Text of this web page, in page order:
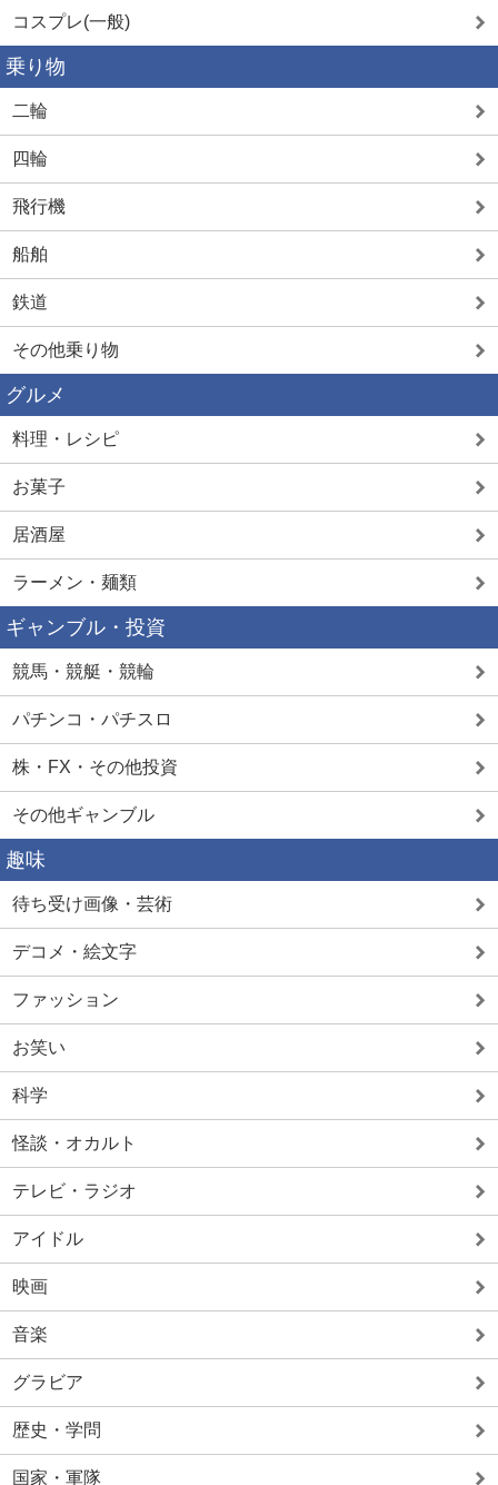
コスプレ(一般)
乗り物
二輪
四輪
飛行機
船舶
鉄道
その他乗り物
グルメ
料理・レシピ
お菓子
居酒屋
ラーメン・麺類
ギャンブル・投資
競馬・競艇・競輪
パチンコ・パチスロ
株・FX・その他投資
その他ギャンブル
趣味
待ち受け画像・芸術
デコメ・絵文字
ファッション
お笑い
科学
怪談・オカルト
テレビ・ラジオ
アイドル
映画
音楽
グラビア
歴史・学問
国家・軍隊